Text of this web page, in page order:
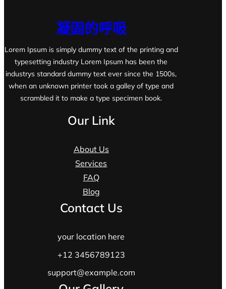
凝固的呼吸
Lorem Ipsum is simply dummy text of the printing and
typesetting industry Lorem Ipsum has been the
industrys standard dummy text ever since the 1500s,
when an unknown printer took a galley of type and
scrambled it to make a type specimen book.
Our Link
About Us
Services
FAQ
Blog
Contact Us
your location here
+12 3456789123
support@example.com